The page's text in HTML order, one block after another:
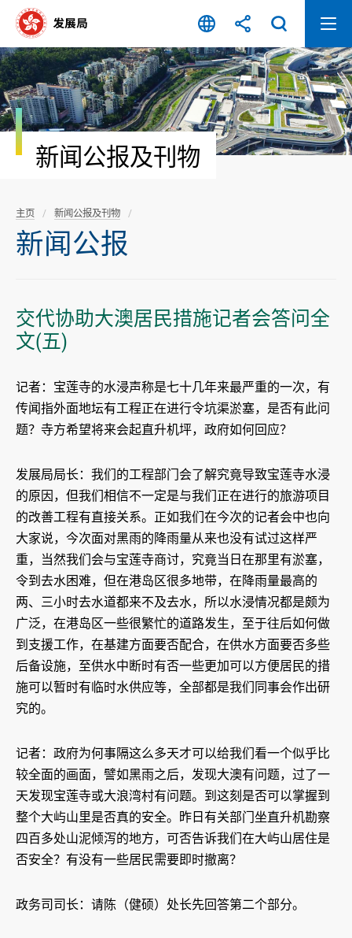
容
开
始
新闻公报及刊物
主页 新闻公报及刊物
新闻公报
交代协助大澳居民措施记者会答问全
文(五)
记者：宝莲寺的水浸声称是七十几年来最严重的一次，有
传闻指外面地坛有工程正在进行令坑渠淤塞，是否有此问
题？寺方希望将来会起直升机坪，政府如何回应？
发展局局长：我们的工程部门会了解究竟导致宝莲寺水浸
的原因，但我们相信不一定是与我们正在进行的旅游项目
的改善工程有直接关系。正如我们在今次的记者会中也向
大家说，今次面对黑雨的降雨量从来也没有试过这样严
重，当然我们会与宝莲寺商讨，究竟当日在那里有淤塞，
令到去水困难，但在港岛区很多地带，在降雨量最高的
两、三小时去水道都来不及去水，所以水浸情况都是颇为
广泛，在港岛区一些很繁忙的道路发生，至于往后如何做
到支援工作，在基建方面要否配合，在供水方面要否多些
后备设施，至供水中断时有否一些更加可以方便居民的措
施可以暂时有临时水供应等，全部都是我们同事会作出研
究的。
记者：政府为何事隔这么多天才可以给我们看一个似乎比
较全面的画面，譬如黑雨之后，发现大澳有问题，过了一
天发现宝莲寺或大浪湾村有问题。到这刻是否可以掌握到
整个大屿山里是否真的安全。昨日有关部门坐直升机勘察
四百多处山泥倾泻的地方，可否告诉我们在大屿山居住是
否安全？有没有一些居民需要即时撤离？
政务司司长：请陈（健硕）处长先回答第二个部分。